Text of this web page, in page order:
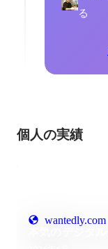
る
個人の実績
wantedly.com